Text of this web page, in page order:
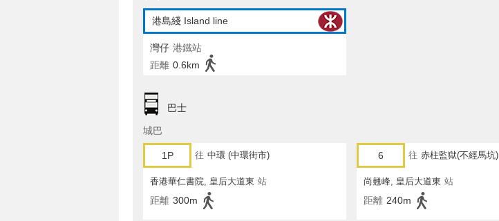
港島綫 Island line
灣仔 港鐵站
距離 0.6km
巴士
城巴
1P 往 中環 (中環街市)
香港華仁書院, 皇后大道東 站
距離 300m
6 往 赤柱監獄(不經馬坑)
尚翹峰, 皇后大道東 站
距離 240m